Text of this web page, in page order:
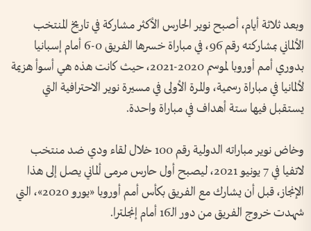
وبعد ثلاثة أيام، أصبح نوير الحارس الأكثر مشاركة في تاريخ المنتخب
الألماني بمشاركته رقم 96، في مباراة خسرها الفريق 0-6 أمام إسبانيا
بدوري أمم أوروبا لموسم 2020-2021، حيث كانت هذه هي أسوأ هزيمة
لألمانيا في مباراة رسمية، والمرة الأولى في مسيرة نوير الاحترافية التي
يستقبل فيها ستة أهداف في مباراة واحدة.
وخاض نوير مباراته الدولية رقم 100 خلال لقاء ودي ضد منتخب
لاتفيا في 7 يونيو 2021، ليصبح أول حارس مرمى ألماني يصل إلى هذا
الإنجاز، قبل أن يشارك مع الفريق بكأس أمم أوروبا «يورو 2020»، التي
شهدت خروج الفريق من دور الـ16 أمام إنجلترا.